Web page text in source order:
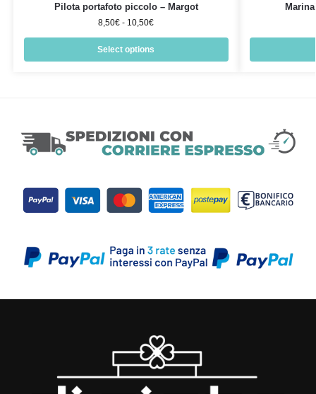
Pilota portafoto piccolo – Margot
8,50€ - 10,50€
Select options